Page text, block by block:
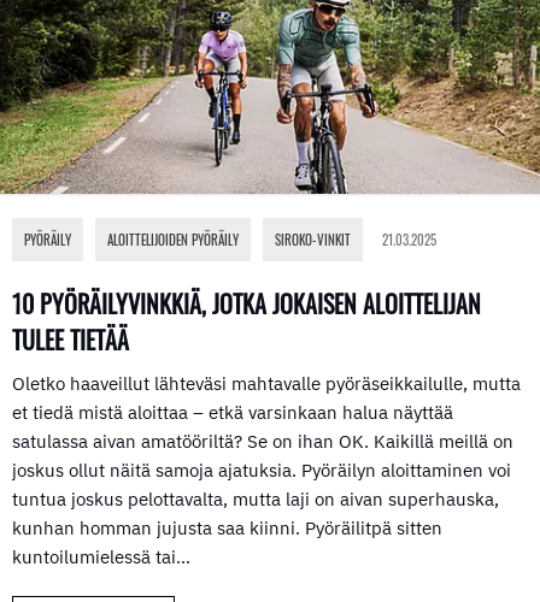
10 PYÖRÄILYVINKKIÄ, JOTKA JOKAISEN ALOITTELIJAN
TULEE TIETÄÄ
PYÖRÄILY ALOITTELIJOIDEN PYÖRÄILY SIROKO-VINKIT 21.03.2025
Oletko haaveillut lähteväsi mahtavalle pyöräseikkailulle, mutta
et tiedä mistä aloittaa – etkä varsinkaan halua näyttää
satulassa aivan amatööriltä? Se on ihan OK. Kaikillä meillä on
joskus ollut näitä samoja ajatuksia. Pyöräilyn aloittaminen voi
tuntua joskus pelottavalta, mutta laji on aivan superhauska,
kunhan homman jujusta saa kiinni. Pyöräilitpä sitten
kuntoilumielessä tai…